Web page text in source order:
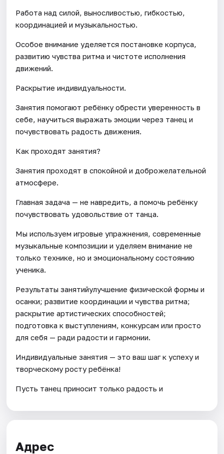
Работа над силой, выносливостью, гибкостью,
координацией и музыкальностью.
Особое внимание уделяется постановке корпуса,
развитию чувства ритма и чистоте исполнения
движений.
Раскрытие индивидуальности.
Занятия помогают ребёнку обрести уверенность в
себе, научиться выражать эмоции через танец и
почувствовать радость движения.
Как проходят занятия?
Занятия проходят в спокойной и доброжелательной
атмосфере.
Главная задача — не навредить, а помочь ребёнку
почувствовать удовольствие от танца.
Мы используем игровые упражнения, современные
музыкальные композиции и уделяем внимание не
только технике, но и эмоциональному состоянию
ученика.
Результаты занятийулучшение физической формы и
осанки; развитие координации и чувства ритма;
раскрытие артистических способностей;
подготовка к выступлениям, конкурсам или просто
для себя — ради радости и гармонии.
Индивидуальные занятия — это ваш шаг к успеху и
творческому росту ребёнка!
Пусть танец приносит только радость и
Адрес